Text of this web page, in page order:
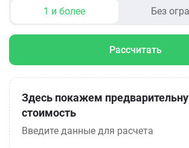
1 и более Без
Рассчитать
Здесь покажем
стоимость
Введите данные для расчета